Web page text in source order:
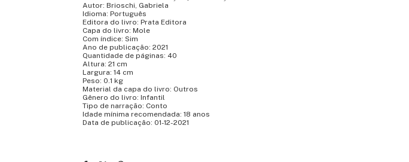
Autor: Brioschi, Gabriela
Idioma: Português
Editora do livro: Prata Editora
Capa do livro: Mole
Com índice: Sim
Ano de publicação: 2021
Quantidade de páginas: 40
Altura: 21 cm
Largura: 14 cm
Peso: 0.1 kg
Material da capa do livro: Outros
Gênero do livro: Infantil
Tipo de narração: Conto
Idade mínima recomendada: 18 anos
Data de publicação: 01-12-2021